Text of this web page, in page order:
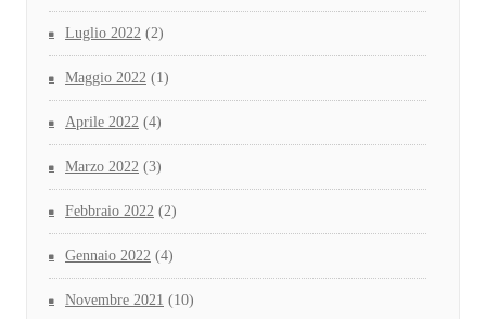
Luglio 2022 (2)
Maggio 2022 (1)
Aprile 2022 (4)
Marzo 2022 (3)
Febbraio 2022 (2)
Gennaio 2022 (4)
Novembre 2021 (10)